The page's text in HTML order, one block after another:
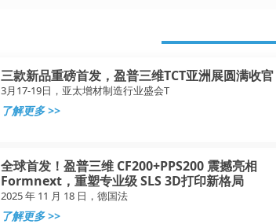
三款新品重磅首发，盈普三维TCT亚洲展圆满收官
3月17-19日，亚太增材制造行业盛会T
了解更多 >>
全球首发！盈普三维 CF200+PPS200 震撼亮相
Formnext，重塑专业级 SLS 3D打印新格局
2025 年 11 月 18 日，德国法
了解更多 >>